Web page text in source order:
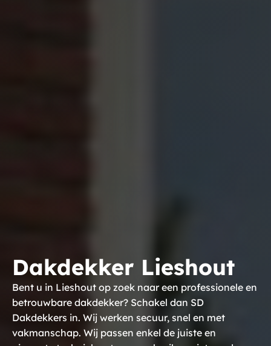
Dakdekker Lieshout
Bent u in Lieshout op zoek naar een professionele en
betrouwbare dakdekker? Schakel dan SD
Dakdekkers in. Wij werken secuur, snel en met
vakmanschap. Wij passen enkel de juiste en